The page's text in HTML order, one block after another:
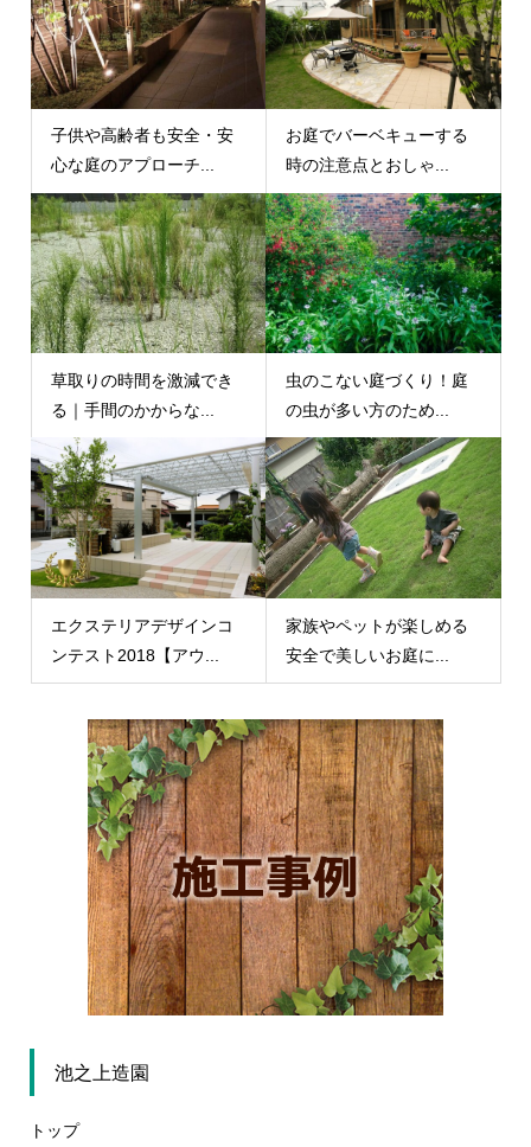
子供や高齢者も安全・安
心な庭のアプローチ...
お庭でバーベキューする
時の注意点とおしゃ...
草取りの時間を激減でき
る｜手間のかからな...
虫のこない庭づくり！庭
の虫が多い方のため...
エクステリアデザインコ
ンテスト2018【アウ...
家族やペットが楽しめる
安全で美しいお庭に...
池之上造園
トップ